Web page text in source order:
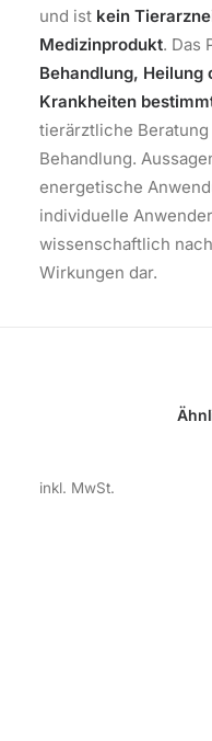
und ist kein
Medizinprodukt. Das
Behandlung, Heilung
Krankheiten
tierärztliche
Behandlung.
energetische
individuelle
wissenschaftlich
Wirkungen dar.
inkl. MwSt.